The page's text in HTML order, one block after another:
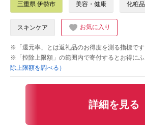
三重県 伊勢市 美容・健康 化粧
スキンケア お気に入り
※「還元率」とは返礼品のお得度を測る指標です
※「控除上限額」の範囲内で寄付するとお得に
除上限額を調べる）
詳細を見る